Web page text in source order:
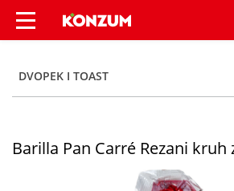
Barilla Pan Carré Rezani
DVOPEK I TOAST
Barilla Pan Carré Rezani kruh